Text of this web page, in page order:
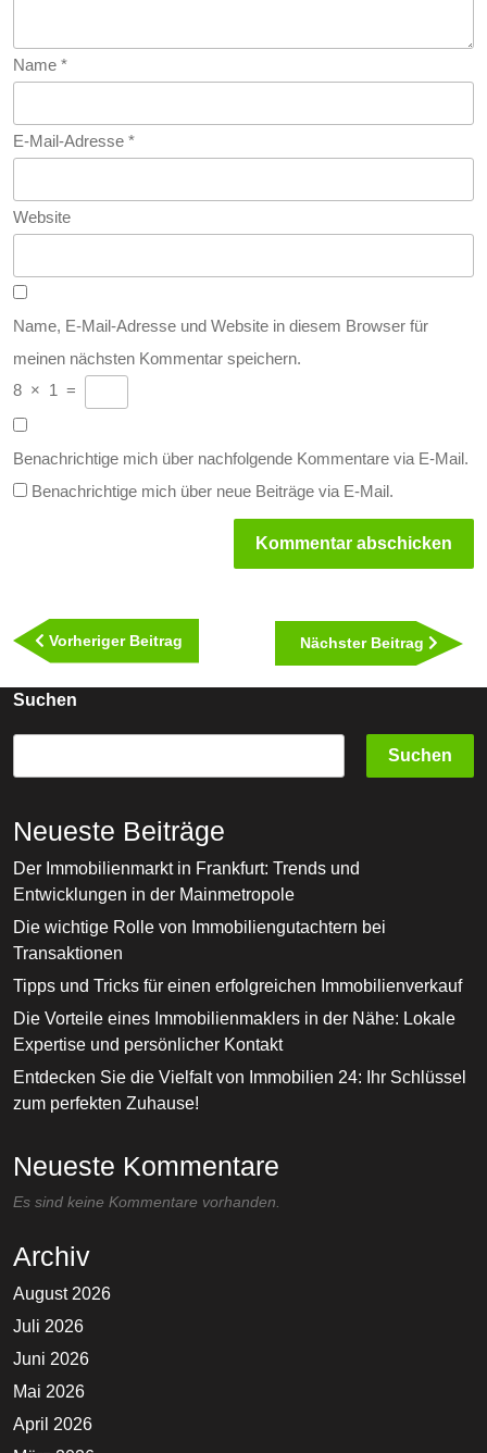
Name *
E-Mail-Adresse *
Website
Name, E-Mail-Adresse und Website in diesem Browser für
meinen nächsten Kommentar speichern.
8 × 1 =
Benachrichtige mich über nachfolgende Kommentare via E-Mail.
Benachrichtige mich über neue Beiträge via E-Mail.
Vorheriger Beitrag
Beitrag
Nächster Beitrag
Suchen
Suchen
Neueste Beiträge
Der Immobilienmarkt in Frankfurt: Trends und
Entwicklungen in der Mainmetropole
Die wichtige Rolle von Immobiliengutachtern bei
Transaktionen
Tipps und Tricks für einen erfolgreichen Immobilienverkauf
Die Vorteile eines Immobilienmaklers in der Nähe: Lokale
Expertise und persönlicher Kontakt
Entdecken Sie die Vielfalt von Immobilien 24: Ihr Schlüssel
zum perfekten Zuhause!
Neueste Kommentare
Es sind keine Kommentare vorhanden.
Archiv
August 2026
Juli 2026
Juni 2026
Mai 2026
April 2026